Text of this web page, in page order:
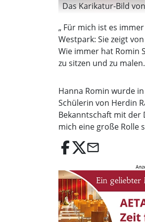
Das Karikatur-Bild
„ Für mich ist es
Westpark: Sie zeigt
Wie immer hat Romin
zu sitzen und zu
Hanna Romin wurde
Schülerin von Herdin
Bekanntschaft mit der
mich eine große Rolle
email